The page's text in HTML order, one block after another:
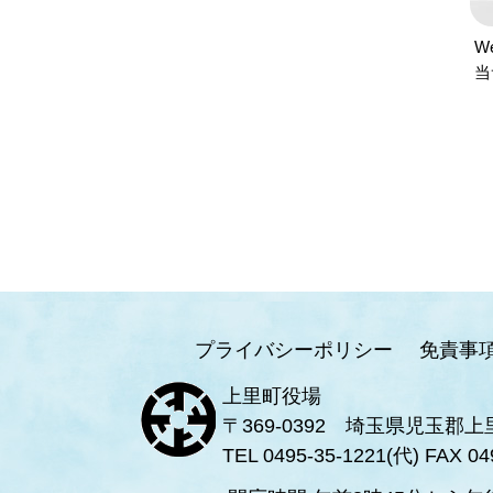
プライバシーポリシー 免責事
上里町役場
〒369-0392 埼玉県児玉郡上
TEL 0495-35-1221(代) FAX